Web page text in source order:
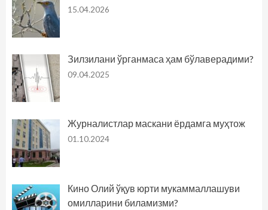
15.04.2026
Зилзилани ўрганмаса ҳам бўлаверадими?
09.04.2025
Журналистлар маскани ёрдамга муҳтож
01.10.2024
Кино Олий ўқув юрти мукаммаллашуви
омилларини биламизми?